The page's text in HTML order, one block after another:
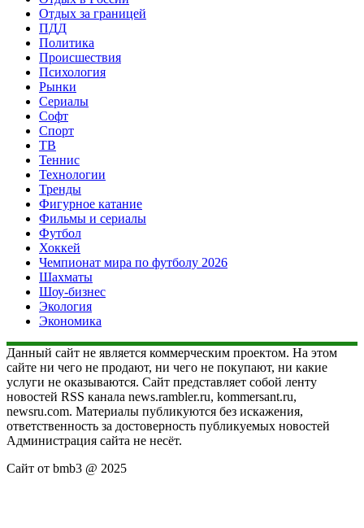
Отдых за границей
ПДД
Политика
Происшествия
Психология
Рынки
Сериалы
Софт
Спорт
ТВ
Теннис
Технологии
Тренды
Фигурное катание
Фильмы и сериалы
Футбол
Хоккей
Чемпионат мира по футболу 2026
Шахматы
Шоу-бизнес
Экология
Экономика
Данный сайт не является коммерческим проектом. На этом
сайте ни чего не продают, ни чего не покупают, ни какие
услуги не оказываются. Сайт представляет собой ленту
новостей RSS канала news.rambler.ru, kommersant.ru,
newsru.com. Материалы публикуются без искажения,
ответственность за достоверность публикуемых новостей
Администрация сайта не несёт.
Сайт от bmb3 @ 2025